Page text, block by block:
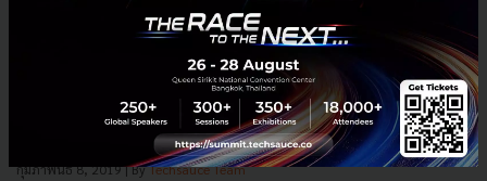
ส่องนโยบาย ‘ไทยรักษาชาติ’ ชูเทคโนโลยีขับเคลื่อนประเทศ
เป็นที่ทราบกันดีว่าเทคโนโลยีเป็นส่วนหนึ่งในการผลักดันประเทศ แต่
พรรคการเมืองส่วนใหญ่ไม่ได้นำส่วนนี้มาชูเป็นจุดขายเท่าไหร่ อย่างไรก็ตาม
หนึ่งในพรรคที่มีการชูประเด็นเรื่องเทคโนโลยี ก็...
กุมภาพันธ์ 8, 2019| ByTechsauce Team